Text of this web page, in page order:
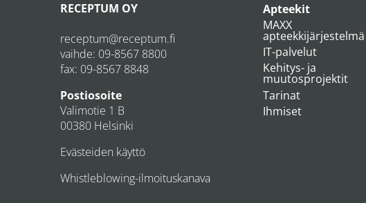
RECEPTUM OY
receptum@receptum.fi
vaihde: 09-8567 8800
fax: 09-8567 8848
Postiosoite
Valimotie 1 B
00380 Helsinki
Evästeiden käyttö
Whistleblowing-ilmoituskanava
Apteekit
MAXX
apteekkijärjestelmä
IT-palvelut
Kehitys- ja
muutosprojektit
Tarinat
Ihmiset